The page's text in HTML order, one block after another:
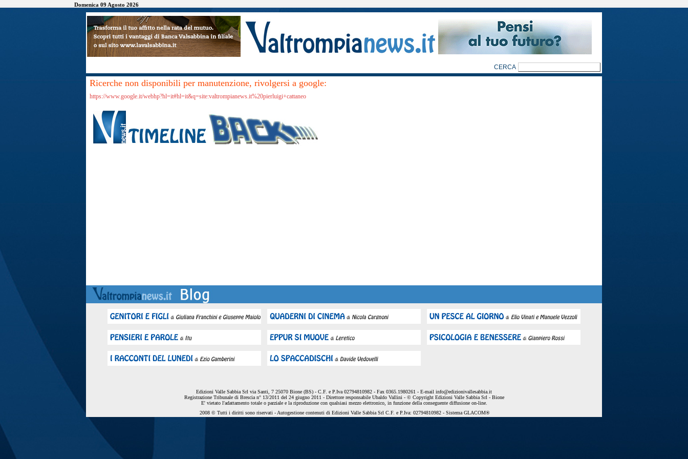
Domenica 09 Agosto 2026
Ricerche non disponibili per manutenzione, rivolgersi a google:
https://www.google.it/webhp?hl=it#hl=it&q=site:valtrompianews.it%20pierluigi+cattaneo
Edizioni Valle Sabbia Srl via Santi, 7 25070 Bione (BS) - C.F. e P.Iva 02794810982 - Fax 0365.1980261 - E-mail info@edizionivallesabbia.it
Registrazione Tribunale di Brescia n° 13/2011 del 24 giugno 2011 - Direttore responsabile Ubaldo Vallini - © Copyright Edizioni Valle Sabbia Srl - Bione
E' vietato l'adattamento totale o parziale e la riproduzione con qualsiasi mezzo elettronico, in funzione della conseguente diffusione on-line.
2008 © Tutti i diritti sono riservati - Autogestione contenuti di Edizioni Valle Sabbia Srl C.F. e P.Iva: 02794810982 - Sistema GLACOM®